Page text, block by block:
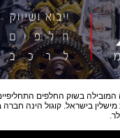
בישראל. קוגול הינה